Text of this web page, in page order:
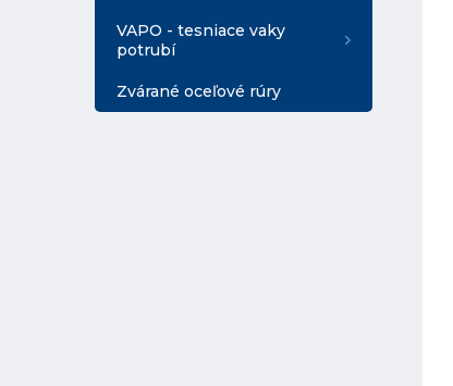
VAPO - tesniace vaky
potrubí
Zvárané oceľové rúry